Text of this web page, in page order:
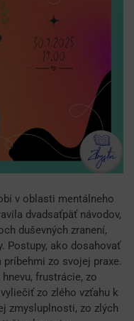
v oblasti mentálneho
dvadsaťpäť návodov,
duševných zranení,
Postupy, ako dosahovať
príbehmi zo svojej praxe.
frustrácie, zo
zo zlého vzťahu k
zmysluplnosti, zo zlých